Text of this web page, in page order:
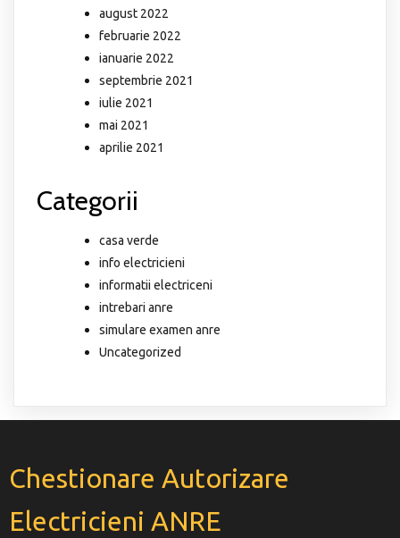
august 2022
februarie 2022
ianuarie 2022
septembrie 2021
iulie 2021
mai 2021
aprilie 2021
Categorii
casa verde
info electricieni
informatii electriceni
intrebari anre
simulare examen anre
Uncategorized
Chestionare Autorizare
Electricieni ANRE